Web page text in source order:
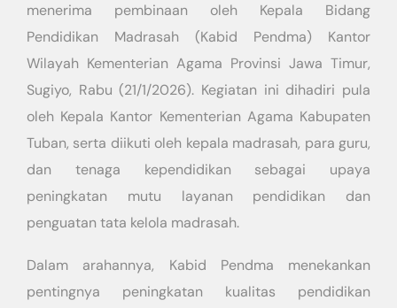
menerima pembinaan oleh Kepala Bidang
Pendidikan Madrasah (Kabid Pendma) Kantor
Wilayah Kementerian Agama Provinsi Jawa Timur,
Sugiyo, Rabu (21/1/2026). Kegiatan ini dihadiri pula
oleh Kepala Kantor Kementerian Agama Kabupaten
Tuban, serta diikuti oleh kepala madrasah, para guru,
dan tenaga kependidikan sebagai upaya
peningkatan mutu layanan pendidikan dan
penguatan tata kelola madrasah.
Dalam arahannya, Kabid Pendma menekankan
pentingnya peningkatan kualitas pendidikan